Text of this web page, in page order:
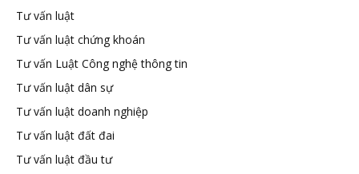
Tư vấn luật
Tư vấn luật chứng khoán
Tư vấn Luật Công nghệ thông tin
Tư vấn luật dân sự
Tư vấn luật doanh nghiệp
Tư vấn luật đất đai
Tư vấn luật đầu tư